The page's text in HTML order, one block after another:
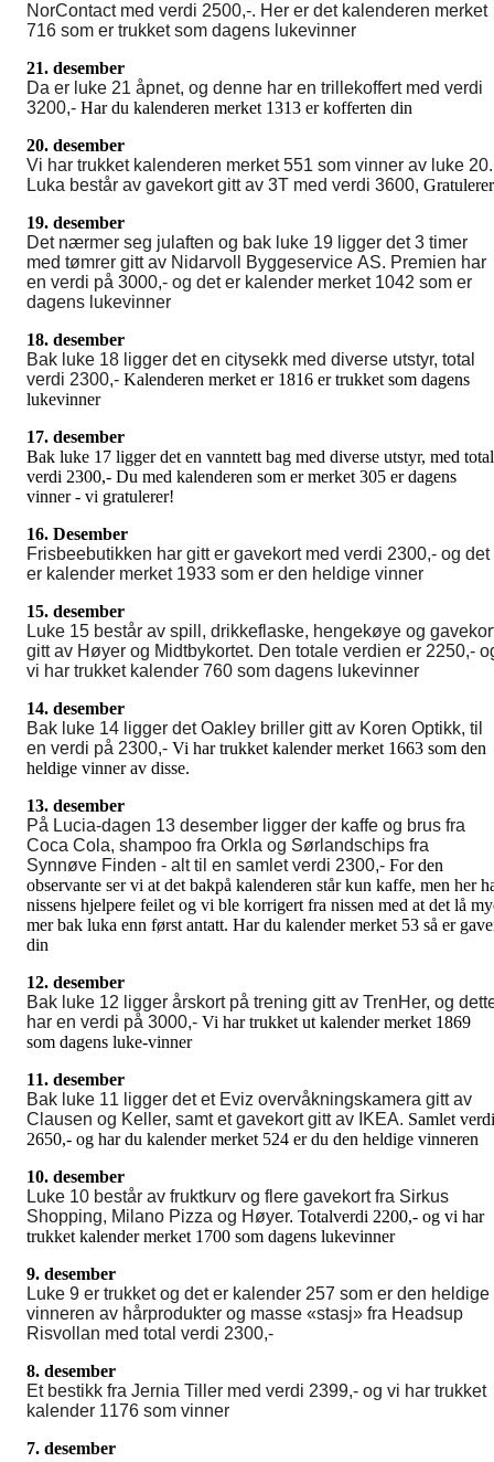
NorContact med verdi 2500,-. Her er det kalenderen merket
716 som er trukket som dagens lukevinner
21. desember
Da er luke 21 åpnet, og denne har en trillekoffert med verdi
3200,- Har du kalenderen merket 1313 er kofferten din
20. desember
Vi har trukket kalenderen merket 551 som vinner av luke 20.
Luka består av gavekort gitt av 3T med verdi 3600,
19. desember
Det nærmer seg julaften og bak luke 19 ligger det 3 timer
med tømrer gitt av Nidarvoll Byggeservice AS. Premien har
en verdi på 3000,- og det er kalender merket 1042 som er
dagens lukevinner
18. desember
Bak luke 18 ligger det en citysekk med diverse utstyr, total
verdi 2300,- Kalenderen merket er 1816 er trukket som dagens
lukevinner
17. desember
Bak luke 17 ligger det en vanntett bag med diverse utstyr, med total
verdi 2300,- Du med kalenderen som er merket 305 er dagens
vinner - vi gratulerer!
16. Desember
Frisbeebutikken har gitt er gavekort med verdi 2300,- og det
er kalender merket 1933 som er den heldige vinner
15. desember
Luke 15 består av spill, drikkeflaske, hengekøye og
gitt av Høyer og Midtbykortet. Den totale verdien er 2250,-
vi har trukket kalender 760 som dagens lukevinner
14. desember
Bak luke 14 ligger det Oakley briller gitt av Koren Optikk, til
en verdi på 2300,- Vi har trukket kalender merket 1663 som den
heldige vinner av disse.
13. desember
På Lucia-dagen 13 desember ligger der kaffe og brus fra
Coca Cola, shampoo fra Orkla og Sørlandschips fra
Synnøve Finden - alt til en samlet verdi 2300,- For den
observante ser vi at det bakpå kalenderen står kun kaffe, men her
nissens hjelpere feilet og vi ble korrigert fra nissen med at det lå
mer bak luka enn først antatt. Har du kalender merket 53 så er
din
12. desember
Bak luke 12 ligger årskort på trening gitt av TrenHer, og
har en verdi på 3000,- Vi har trukket ut kalender merket 1869
som dagens luke-vinner
11. desember
Bak luke 11 ligger det et Eviz overvåkningskamera gitt av
Clausen og Keller, samt et gavekort gitt av IKEA. Samlet verdi
2650,- og har du kalender merket 524 er du den heldige vinneren
10. desember
Luke 10 består av fruktkurv og flere gavekort fra Sirkus
Shopping, Milano Pizza og Høyer. Totalverdi 2200,- og vi har
trukket kalender merket 1700 som dagens lukevinner
9. desember
Luke 9 er trukket og det er kalender 257 som er den heldige
vinneren av hårprodukter og masse «stasj» fra Headsup
Risvollan med total verdi 2300,-
8. desember
Et bestikk fra Jernia Tiller med verdi 2399,- og vi har trukket
kalender 1176 som vinner
7. desember